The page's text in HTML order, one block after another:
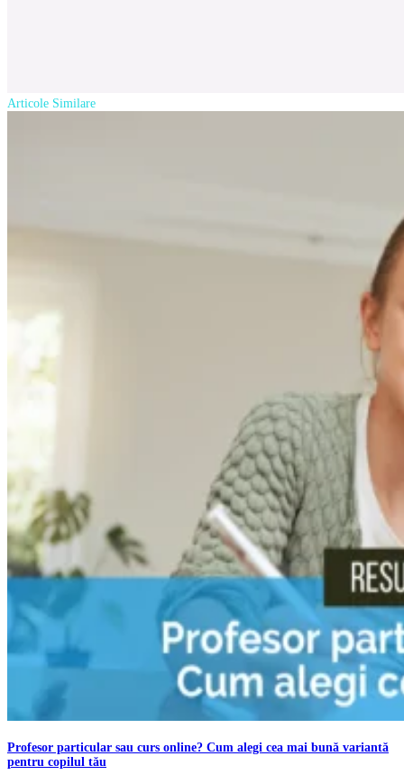
Articole Similare
Profesor particular sau curs online? Cum alegi cea mai bună variantă
pentru copilul tău